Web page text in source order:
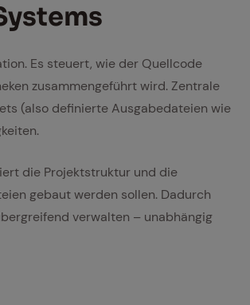
Es steuert, wie der Quellcode
zusammengeführt wird. Zentrale
(also definierte Ausgabedateien wie
die Projektstruktur und die
gebaut werden sollen. Dadurch
verwalten – unabhängig